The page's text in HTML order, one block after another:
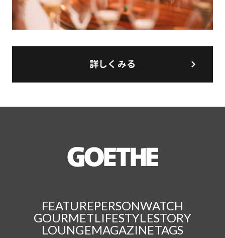
詳しくみる
FEATUREPERSONWATCH
GOURMETLIFESTYLESTORY
LOUNGEMAGAZINETAGS